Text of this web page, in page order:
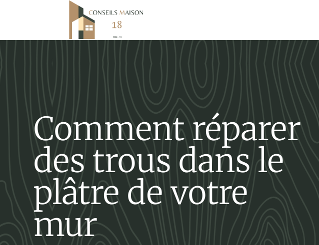
Comment réparer
des trous dans le
plâtre de votre
mur